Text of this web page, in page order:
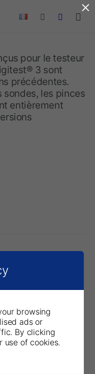
pour le testeur
3 sont
précédentes.
les pinces
entièrement
×
browsing
ads or
By clicking
use of cookies.